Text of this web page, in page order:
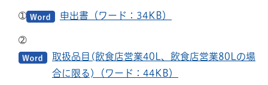
➀ 申出書（ワード：34KB）
➁
取扱品目(飲食店営業40L、飲食店営業80Lの場
合に限る)（ワード：44KB）